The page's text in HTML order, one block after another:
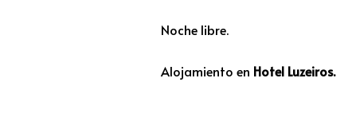
Noche libre.
Alojamiento en Hotel Luzeiros.